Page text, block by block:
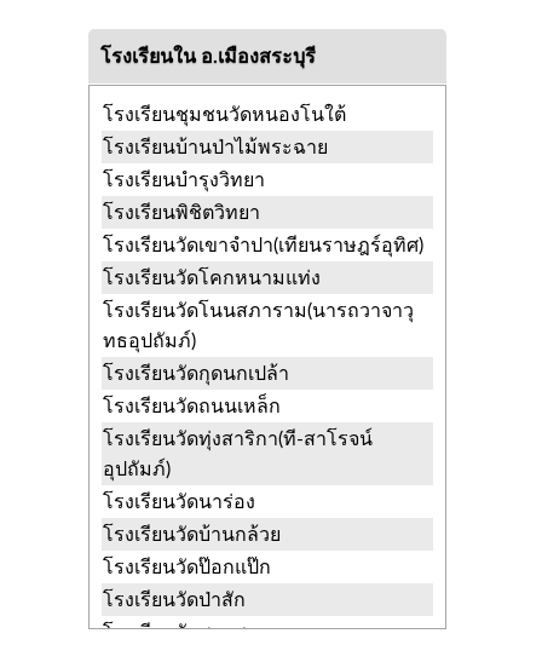
สระบุรี
วัดดาวเรืองปากเพรียว เมืองสระบุรี
วัดดาวเสด็จ
สระบุรี
วัดตลิ่งชัน ตลิ่งชัน เมืองสระบุรี สระบุรี
วัดตะกุดตะกุด เมืองสระบุรี สระบุรี
วัดถนนเหล็กโคกสว่าง เมืองสระบุรี
สระบุรี
วัดทองพุ่มพวงปากเพรียว เมืองสระบุรี
สระบุรี
วัดท่าเยี่ยมตลิ่งชัน เมืองสระบุรี สระบุรี
วัดทุ่งสาริกากุดนกเปล้า เมืองสระบุรี
สระบุรี
วัดนาร่อง
วัดบ้านกล้วย ตะกุด เมืองสระบุรี สระบุรี
วัดบ้านบึงปากเพรียว เมืองสระบุรี
สระบุรี
วัดบ้านพลับหนองปลาไหล เมืองสระบุรี
โรงเรียนใน อ.เมืองสระบุรี
โรงเรียนชุมชนวัดหนองโนใต้
โรงเรียนบ้านป่าไม้พระฉาย
โรงเรียนบำรุงวิทยา
โรงเรียนพิชิตวิทยา
โรงเรียนวัดเขาจำปา(เทียนราษฎร์อุทิศ)
โรงเรียนวัดโคกหนามแท่ง
โรงเรียนวัดโนนสภาราม(นารถวาจาวุ
ทธอุปถัมภ์)
โรงเรียนวัดกุดนกเปล้า
โรงเรียนวัดถนนเหล็ก
โรงเรียนวัดทุ่งสาริกา(ที-สาโรจน์
อุปถัมภ์)
โรงเรียนวัดนาร่อง
โรงเรียนวัดบ้านกล้วย
โรงเรียนวัดป๊อกแป๊ก
โรงเรียนวัดป่าสัก
โรงเรียนวัดพระพุทธฉาย